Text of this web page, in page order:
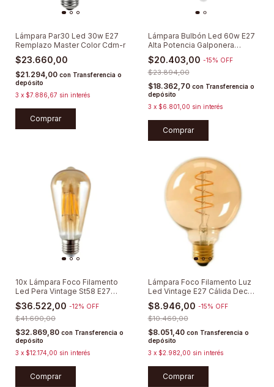
Lámpara Par30 Led 30w E27
Remplazo Master Color Cdm-r
$23.660,00
$21.294,00 con Transferencia o
depósito
3 x $7.886,67 sin interés
Comprar
Lámpara Bulbón Led 60w E27
Alta Potencia Galponera
Deposito
$20.403,00 -15% OFF
$23.894,00
$18.362,70 con Transferencia o
depósito
3 x $6.801,00 sin interés
Comprar
10x Lámpara Foco Filamento
Led Pera Vintage St58 E27
Cálida
$36.522,00 -12% OFF
$41.690,00
$32.869,80 con Transferencia o
depósito
3 x $12.174,00 sin interés
Comprar
Lámpara Foco Filamento Luz
Led Vintage E27 Cálida Deco
Retro
$8.946,00 -15% OFF
$10.469,00
$8.051,40 con Transferencia o
depósito
3 x $2.982,00 sin interés
Comprar